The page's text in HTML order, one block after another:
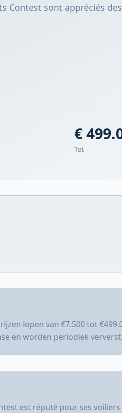
Contest sont appréciés
€
Tot
lopen van €7.500 tot
en worden periodiek ververst.
est réputé pour ses